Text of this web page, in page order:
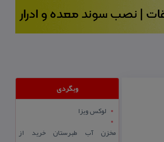
وبگردی
لوکس ویزا
مخزن آب طبرستان خرید از